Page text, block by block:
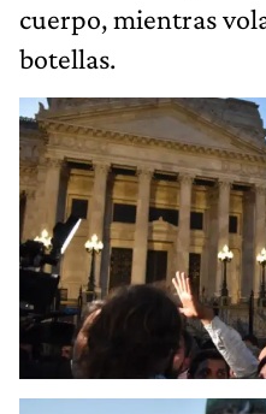
cuerpo, mientras
botellas.